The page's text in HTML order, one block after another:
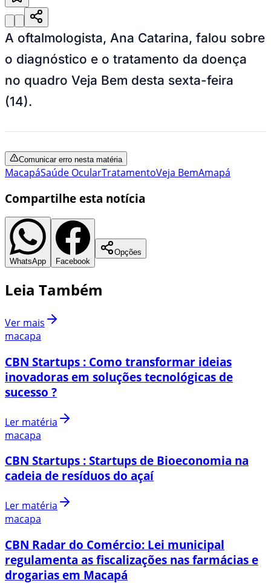
A oftalmologista, Ana Catarina, falou sobre
o diagnóstico e o tratamento da doença
no quadro Veja Bem desta sexta-feira
(14).
Comunicar erro nesta matéria
MacapáSaúde OcularTratamentoVeja BemAmapá
Compartilhe esta notícia
WhatsApp Facebook
Opções
Leia Também
Ver mais
macapa
CBN Startups : Como transformar ideias
inovadoras em soluções tecnológicas de
sucesso ?
Ler matéria
macapa
CBN Startups : Startups de Bioeconomia na
cadeia de resíduos do açaí
Ler matéria
macapa
CBN Radar do Comércio: Lei municipal
regulamenta as fiscalizações nas farmácias e
drogarias em Macapá